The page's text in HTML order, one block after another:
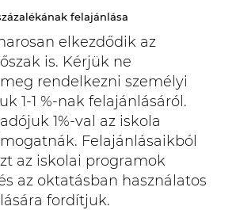
felajánlása
elkezdődik az
is. Kérjük ne
rendelkezni személyi
1-1 %-nak felajánlásáról.
1%-val az iskola
Felajánlásaikból
az iskolai programok
az oktatásban használatos
fordítjuk.